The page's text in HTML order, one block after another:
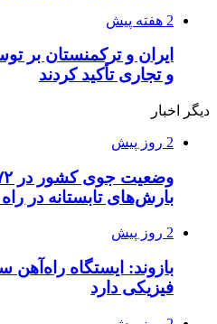
2 هفته پیش
ایران و ترکمنستان بر
و تجاری تأکید کردند
دیگر اخبار
2 روز پیش
بارش‌های تابستانه در راه ۱۱ استان
2 روز پیش
فیزیکی دارد